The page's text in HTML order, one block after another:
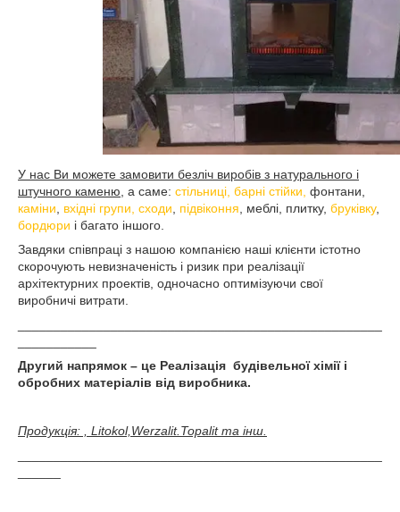
У нас Ви можете замовити безліч виробів з натурального і
штучного каменю, а саме: стільниці, барні стійки, фонтани,
каміни, вхідні групи, сходи, підвіконня, меблі, плитку, бруківку,
бордюри і багато іншого.
Завдяки співпраці з нашою компанією наші клієнти істотно
скорочують невизначеність і ризик при реалізації
архітектурних проектів, одночасно оптимізуючи свої
виробничі витрати.
Другий напрямок – це Реалізація будівельної хімії і
обробних матеріалів від виробника.
Продукція: , Litokol,Werzalit.Topalit та інш.